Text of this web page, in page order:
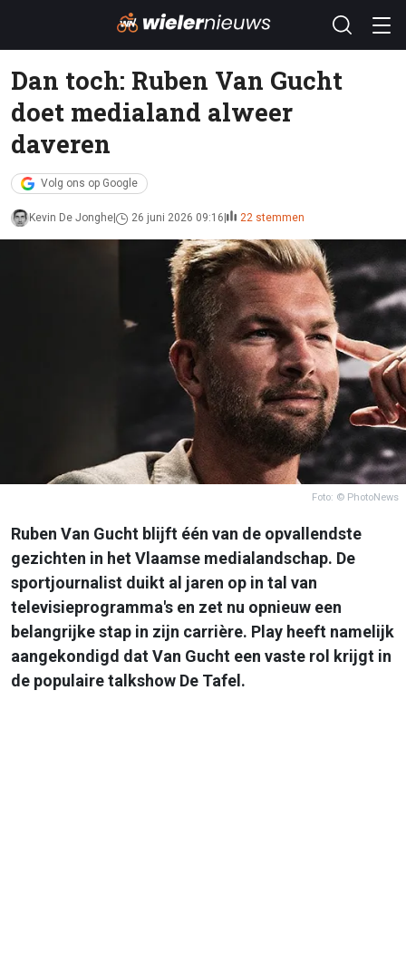
Dan toch: Ruben Van Gucht
doet medialand alweer
daveren
Volg ons op Google
Kevin De Jonghe 26 juni 2026 09:16 22 stemmen
Foto: © PhotoNews
Ruben Van Gucht blijft één van de opvallendste
gezichten in het Vlaamse medialandschap. De
sportjournalist duikt al jaren op in tal van
televisieprogramma's en zet nu opnieuw een
belangrijke stap in zijn carrière. Play heeft namelijk
aangekondigd dat Van Gucht een vaste rol krijgt in
de populaire talkshow De Tafel.